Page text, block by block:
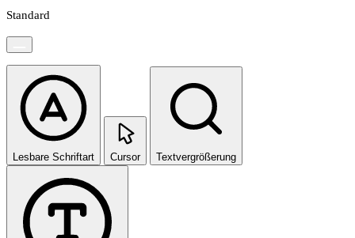
Standard
Lesbare Schriftart Cursor Textvergrößerung